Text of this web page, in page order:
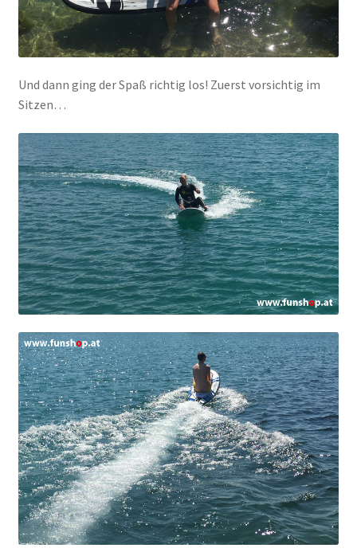
Und dann ging der Spaß richtig los! Zuerst vorsichtig im
Sitzen…